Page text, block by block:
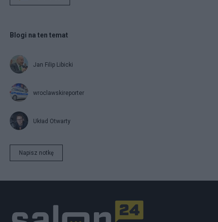
Blogi na ten temat
Jan Filip Libicki
wroclawskireporter
Układ Otwarty
Napisz notkę